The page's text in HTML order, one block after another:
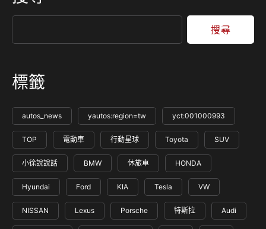
搜尋
標籤
autos_news yautos:region=tw yct:001000993
TOP 電動車 行動星球 Toyota SUV
小徐說說話 BMW 休旅車 HONDA
Hyundai Ford KIA Tesla VW
NISSAN Lexus Porsche 特斯拉 Audi